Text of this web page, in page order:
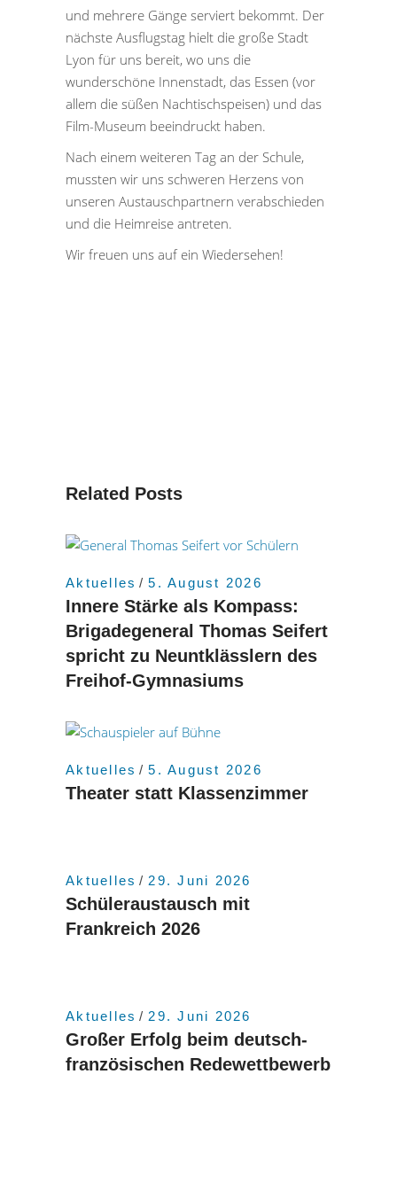
und mehrere Gänge serviert bekommt. Der
nächste Ausflugstag hielt die große Stadt
Lyon für uns bereit, wo uns die
wunderschöne Innenstadt, das Essen (vor
allem die süßen Nachtischspeisen) und das
Film-Museum beeindruckt haben.
Nach einem weiteren Tag an der Schule,
mussten wir uns schweren Herzens von
unseren Austauschpartnern verabschieden
und die Heimreise antreten.
Wir freuen uns auf ein Wiedersehen!
Related Posts
Aktuelles 5. August 2026
Innere Stärke als Kompass:
Brigadegeneral Thomas Seifert
spricht zu Neuntklässlern des
Freihof-Gymnasiums
Aktuelles 5. August 2026
Theater statt Klassenzimmer
Aktuelles 29. Juni 2026
Schüleraustausch mit
Frankreich 2026
Aktuelles 29. Juni 2026
Großer Erfolg beim deutsch-
französischen Redewettbewerb